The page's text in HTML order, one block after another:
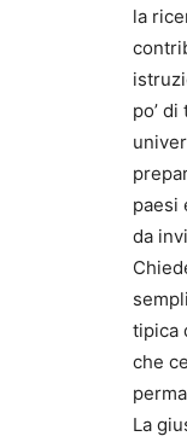
la
po’
paesi
da
tipica
che
La